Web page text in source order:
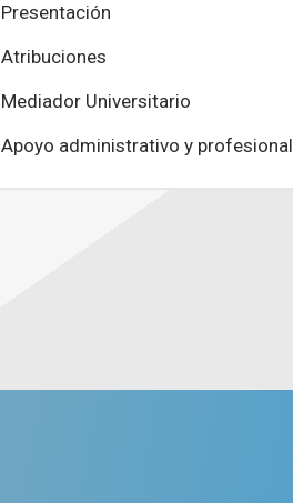
Presentación
Atribuciones
Mediador Universitario
Apoyo administrativo y profesional